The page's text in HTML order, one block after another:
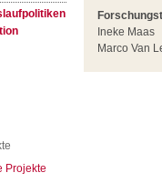
Projekte
Ineke Maas
Marco Van